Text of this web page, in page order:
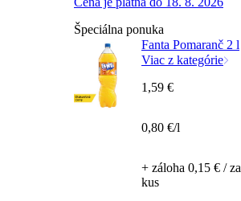
Špeciálna ponuka
Fanta Pomaranč 2 l
Viac z kategórie
1,59 €
0,80 €/l
+ záloha 0,15 € / za
kus